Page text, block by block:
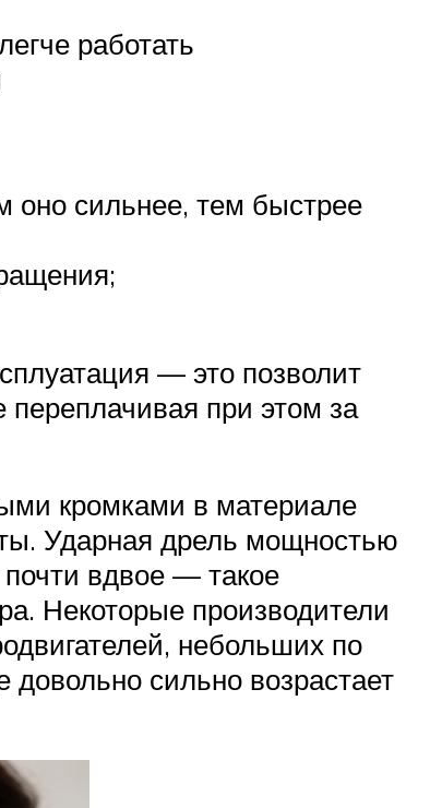
работать
оно сильнее, тем быстрее
— это позволит
при этом за
кромками в материале
Ударная дрель мощностью
вдвое — такое
Некоторые производители
небольших по
сильно возрастает